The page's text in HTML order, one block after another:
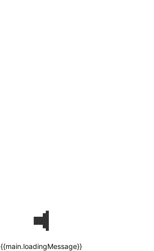
{{main.loadingMessage}}